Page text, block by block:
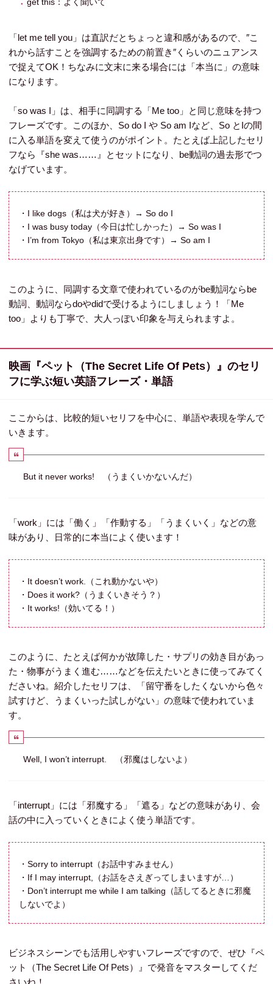
get this：よく聞いて
「let me tell you」は直訳だとちょっと違和感があるので、″こ
れから話すことを強調するための前置き″くらいのニュアンス
で捉えてOK！ちなみに文末に来る場合には「本当に」の意味
になります。
「so was I」は、相手に同調する「Me too」と同じ意味を持つ
フレーズです。このほか、So do I や So am Iなど、So とIの間
に入る単語を変えて使うのがポイント。たとえば上記したセリ
フなら『she was……』とセットになり、be動詞の過去形でつ
なげています。
・I like dogs（私は犬が好き）→ So do I
・I was busy today（今日は忙しかった）→ So was I
・I’m from Tokyo（私は東京出身です）→ So am I
このように、同調する文章で使われているのがbe動詞ならbe
動詞、動詞ならdoやdidで受けるようにしましょう！「Me
too」よりも丁寧で、大人っぽい印象を与えられますよ。
映画『ペット（The Secret Life Of Pets）』のセリ
フに学ぶ短い英語フレーズ・単語
ここからは、比較的短いセリフを中心に、単語や表現を学んで
いきます。
But it never works! （うまくいかないんだ）
「work」には「働く」「作動する」「うまくいく」などの意
味があり、日常的に本当によく使います！
・It doesn’t work.（これ動かないや）
・Does it work?（うまくいきそう？）
・It works!（効いてる！）
このように、たとえば何かが故障した・サプリの効き目があっ
た・物事がうまく進む……などを伝えたいときに使ってみてく
ださいね。紹介したセリフは、「留守番をしたくないから色々
試すけど、うまくいった試しがない」の意味で使われていま
す。
Well, I won’t interrupt. （邪魔はしないよ）
「interrupt」には「邪魔する」「遮る」などの意味があり、会
話の中に入っていくときによく使う単語です。
・Sorry to interrupt（お話中すみません）
・If I may interrupt,（お話をさえぎってしまいますが…）
・Don’t interrupt me while I am talking（話してるときに邪魔
しないでよ）
ビジネスシーンでも活用しやすいフレーズですので、ぜひ『ペ
ット（The Secret Life Of Pets）』で発音をマスターしてくだ